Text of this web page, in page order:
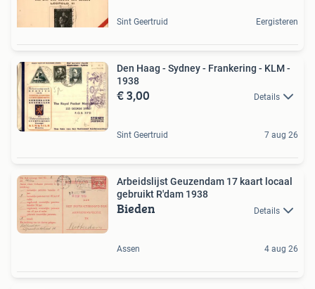
Sint Geertruid Eergisteren
Den Haag - Sydney - Frankering - KLM -
1938
€ 3,00 Details
Sint Geertruid 7 aug 26
Arbeidslijst Geuzendam 17 kaart locaal
gebruikt R'dam 1938
Bieden Details
Assen 4 aug 26